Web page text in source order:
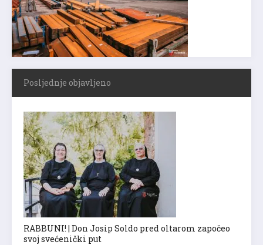
Posljednje objavljeno
RABBUNI! | Don Josip Soldo pred oltarom započeo
svoj svećenički put